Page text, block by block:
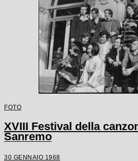
FOTO
XVIII Festival della
Sanremo
30 GENNAIO 1968